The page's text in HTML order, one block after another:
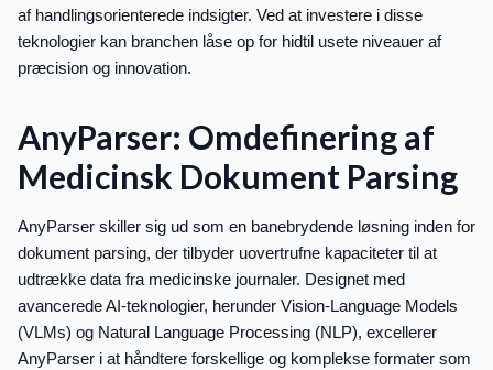
af handlingsorienterede indsigter. Ved at investere i disse
teknologier kan branchen låse op for hidtil usete niveauer af
præcision og innovation.
AnyParser: Omdefinering af
Medicinsk Dokument Parsing
AnyParser skiller sig ud som en banebrydende løsning inden for
dokument parsing, der tilbyder uovertrufne kapaciteter til at
udtrække data fra medicinske journaler. Designet med
avancerede AI-teknologier, herunder Vision-Language Models
(VLMs) og Natural Language Processing (NLP), excellerer
AnyParser i at håndtere forskellige og komplekse formater som